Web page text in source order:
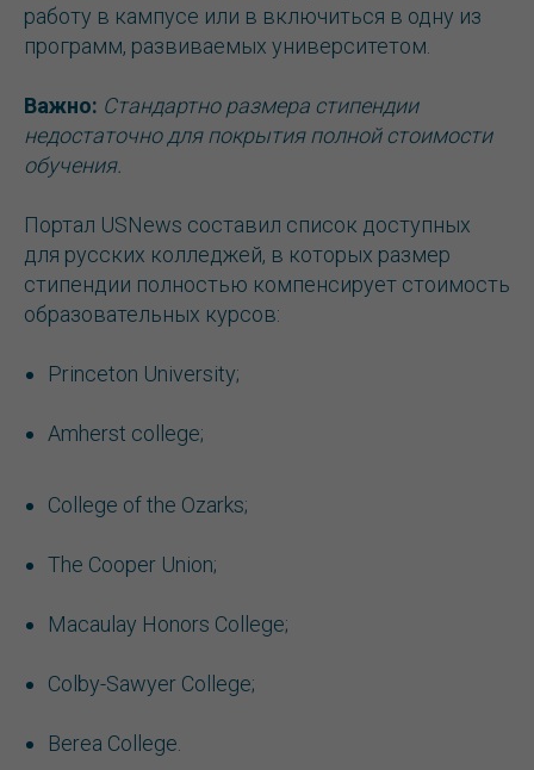
работу в кампусе или в включиться в одну из
программ, развиваемых университетом.
Важно: Стандартно размера стипендии
недостаточно для покрытия полной стоимости
обучения.
Портал USNews составил список доступных
для русских колледжей, в которых размер
стипендии полностью компенсирует стоимость
образовательных курсов:
Princeton University;
Amherst college;
College of the Ozarks;
The Cooper Union;
Macaulay Honors College;
Colby-Sawyer College;
Berea College.